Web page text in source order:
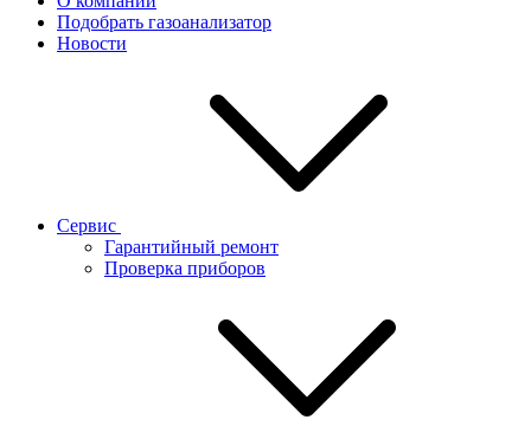
Подобрать газоанализатор
Новости
Сервис
Гарантийный ремонт
Проверка приборов